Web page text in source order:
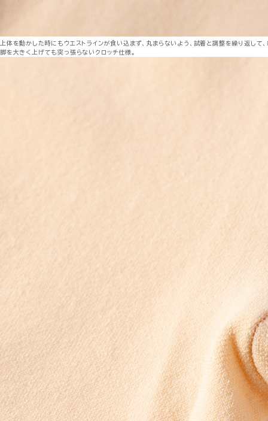
上体を動かした時にもウエストラインが食い込まず、丸まらないよう、試着と調整を繰り返して
脚を大きく上げても突っ張らないクロッチ仕様。